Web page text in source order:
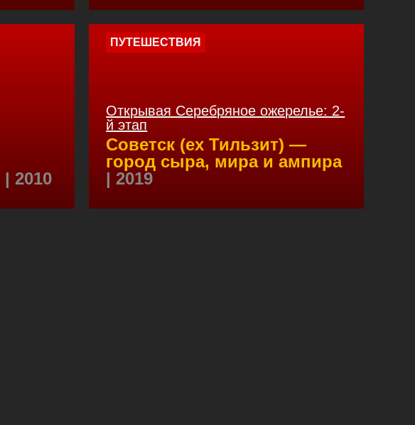
| 2010
ПУТЕШЕСТВИЯ
Открывая Серебряное ожерелье: 2-
й этап
Советск (ex Тильзит) —
город сыра, мира и ампира
| 2019